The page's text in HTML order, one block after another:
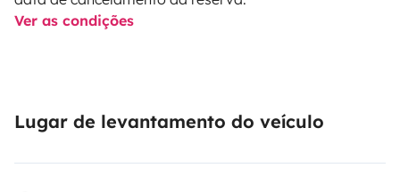
Ver as condições
Lugar de levantamento do veículo